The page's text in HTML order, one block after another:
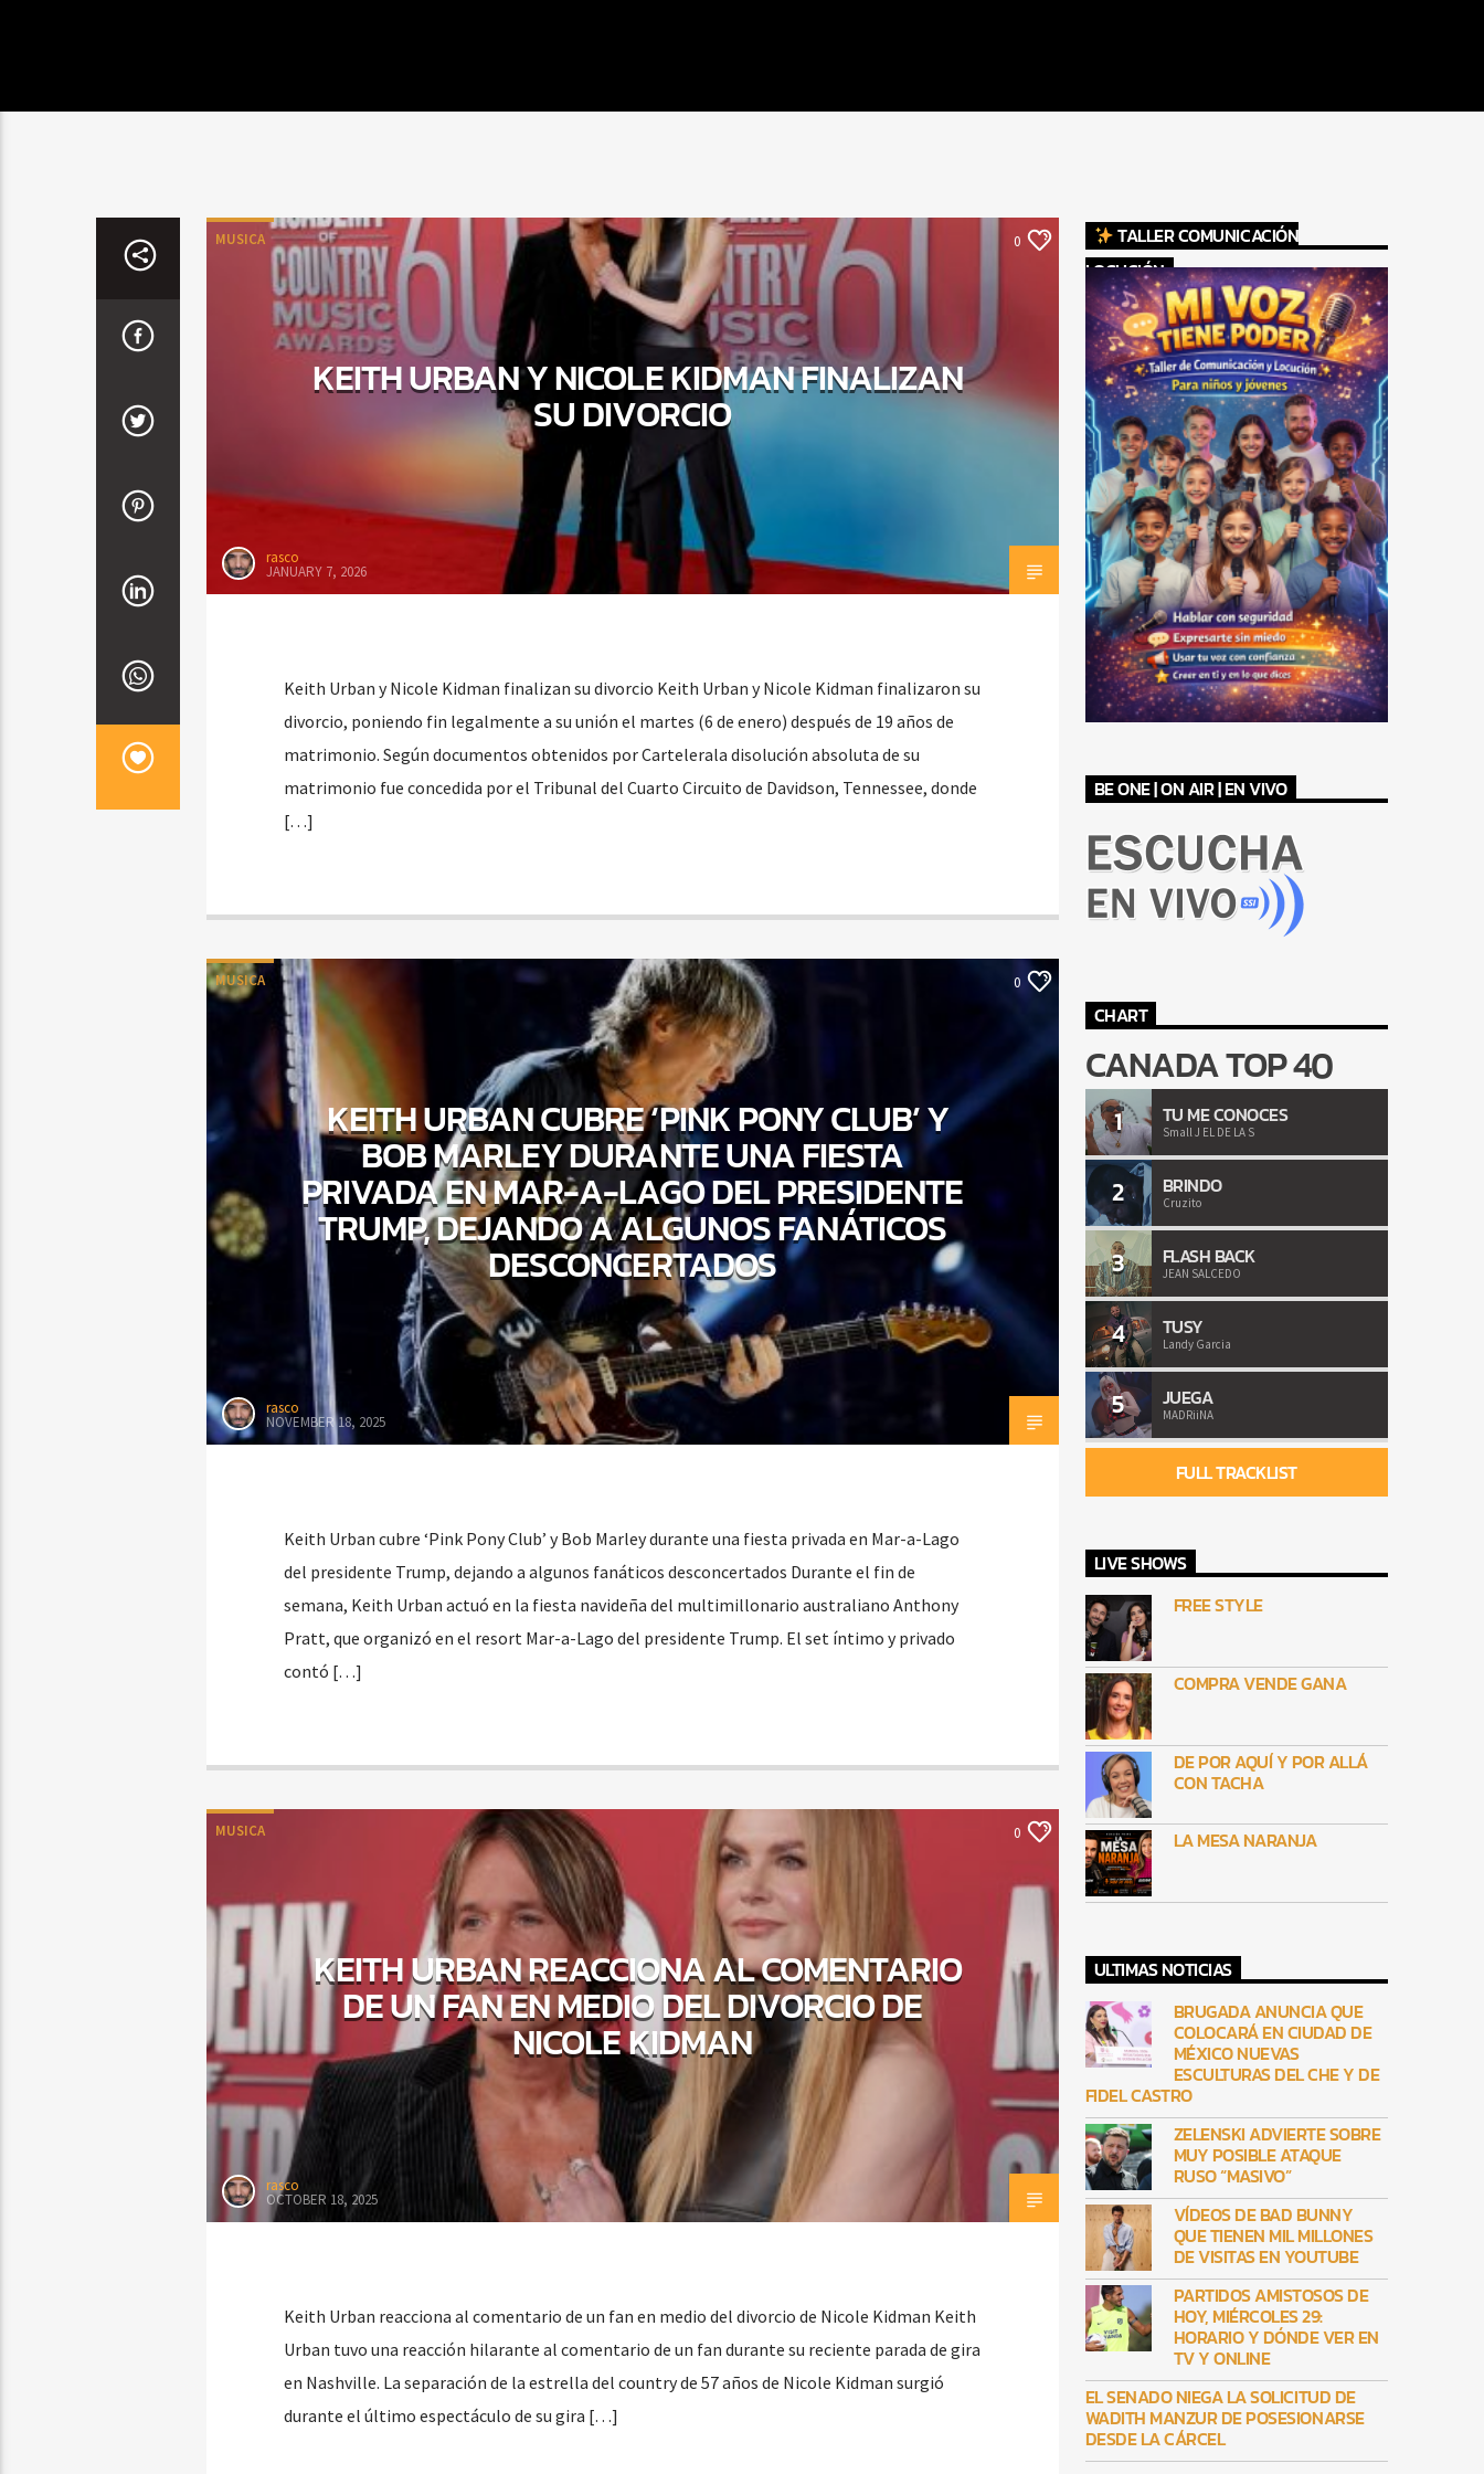
MUSICA 0
KEITH URBAN Y NICOLE KIDMAN FINALIZAN
SU DIVORCIO
rasco
JANUARY 7, 2026
Keith Urban y Nicole Kidman finalizan su divorcio Keith Urban y Nicole Kidman finalizaron su
divorcio, poniendo fin legalmente a su unión el martes (6 de enero) después de 19 años de
matrimonio. Según documentos obtenidos por Cartelerala disolución absoluta de su
matrimonio fue concedida por el Tribunal del Cuarto Circuito de Davidson, Tennessee, donde
[…]
MUSICA 0
KEITH URBAN CUBRE ‘PINK PONY CLUB’ Y
BOB MARLEY DURANTE UNA FIESTA
PRIVADA EN MAR-A-LAGO DEL PRESIDENTE
TRUMP, DEJANDO A ALGUNOS FANÁTICOS
DESCONCERTADOS
rasco
NOVEMBER 18, 2025
Keith Urban cubre ‘Pink Pony Club’ y Bob Marley durante una fiesta privada en Mar-a-Lago
del presidente Trump, dejando a algunos fanáticos desconcertados Durante el fin de
semana, Keith Urban actuó en la fiesta navideña del multimillonario australiano Anthony
Pratt, que organizó en el resort Mar-a-Lago del presidente Trump. El set íntimo y privado
contó […]
MUSICA 0
KEITH URBAN REACCIONA AL COMENTARIO
DE UN FAN EN MEDIO DEL DIVORCIO DE
NICOLE KIDMAN
rasco
OCTOBER 18, 2025
Keith Urban reacciona al comentario de un fan en medio del divorcio de Nicole Kidman Keith
Urban tuvo una reacción hilarante al comentario de un fan durante su reciente parada de gira
en Nashville. La separación de la estrella del country de 57 años de Nicole Kidman surgió
durante el último espectáculo de su gira […]
TALLER COMUNICACIÓN
LOCUCIÓN
BE ONE | ON AIR | EN VIVO
CHART
CANADA TOP 40
1 TU ME CONOCES
Small J EL DE LA S
2 BRINDO
Cruzito
3 FLASH BACK
JEAN SALCEDO
4 TUSY
Landy Garcia
5 JUEGA
MADRiiNA
FULL TRACKLIST
LIVE SHOWS
FREE STYLE
COMPRA VENDE GANA
DE POR AQUÍ Y POR ALLÁ
CON TACHA
LA MESA NARANJA
ULTIMAS NOTICIAS
BRUGADA ANUNCIA QUE
COLOCARÁ EN CIUDAD DE
MÉXICO NUEVAS
ESCULTURAS DEL CHE Y DE
FIDEL CASTRO
ZELENSKI ADVIERTE SOBRE
MUY POSIBLE ATAQUE
RUSO “MASIVO”
VÍDEOS DE BAD BUNNY
QUE TIENEN MIL MILLONES
DE VISITAS EN YOUTUBE
PARTIDOS AMISTOSOS DE
HOY, MIÉRCOLES 29:
HORARIO Y DÓNDE VER EN
TV Y ONLINE
EL SENADO NIEGA LA SOLICITUD DE
WADITH MANZUR DE POSESIONARSE
DESDE LA CÁRCEL